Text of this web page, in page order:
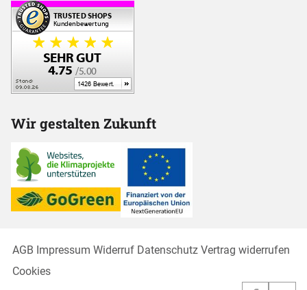
Wir gestalten Zukunft
AGB Impressum Widerruf Datenschutz Vertrag widerrufen
Cookies